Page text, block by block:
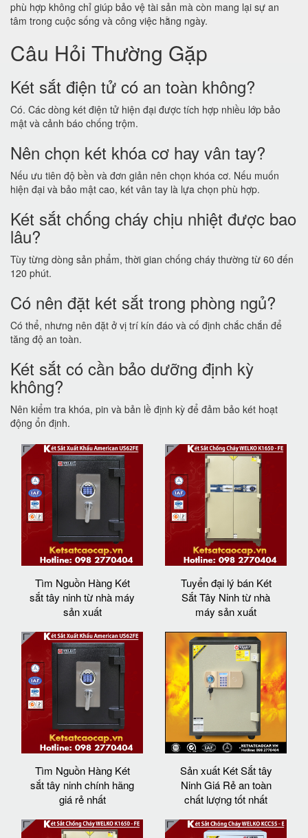
phù hợp không chỉ giúp bảo vệ tài sản mà còn mang lại sự an
tâm trong cuộc sống và công việc hằng ngày.
Câu Hỏi Thường Gặp
Két sắt điện tử có an toàn không?
Có. Các dòng két điện tử hiện đại được tích hợp nhiều lớp bảo
mật và cảnh báo chống trộm.
Nên chọn két khóa cơ hay vân tay?
Nếu ưu tiên độ bền và đơn giản nên chọn khóa cơ. Nếu muốn
hiện đại và bảo mật cao, két vân tay là lựa chọn phù hợp.
Két sắt chống cháy chịu nhiệt được bao
lâu?
Tùy từng dòng sản phẩm, thời gian chống cháy thường từ 60 đến
120 phút.
Có nên đặt két sắt trong phòng ngủ?
Có thể, nhưng nên đặt ở vị trí kín đáo và cố định chắc chắn để
tăng độ an toàn.
Két sắt có cần bảo dưỡng định kỳ
không?
Nên kiểm tra khóa, pin và bản lề định kỳ để đảm bảo két hoạt
động ổn định.
Tìm Nguồn Hàng Két
sắt tây ninh từ nhà máy
sản xuất
Tuyển đại lý bán Két
Sắt Tây Ninh từ nhà
máy sản xuất
Tìm Nguồn Hàng Két
sắt tây ninh chính hãng
giá rẻ nhất
Sản xuất Két Sắt tây
Ninh Giá Rẻ an toàn
chất lượng tốt nhất